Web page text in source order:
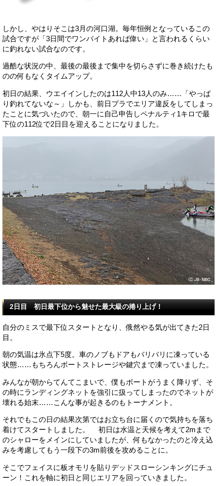
しかし、やはりそこは3月の河口湖。毎年恒例となっているこの
試合ですが「3日間でワンバイトあれば偉い」と言われるくらい
に釣れない試合なのです。
過酷な状況の中、最後の最後まで集中を切らさずに巻き続けたも
のの何もなくタイムアップ。
初日の結果、ウエイインしたのは112人中13人のみ……「やっぱ
り釣れてないな～」しかも、前日プラでエリア違反をしてしまっ
たことに気づいたので、朝一に自己申告しペナルティ1キロで最
下位の112位で2日目を迎えることになりました。
2日目 初日最下位から魅せた最大級の捲り上げ！
自分のミスで最下位スタートとなり、俄然やる気が出てきた2日
目。
朝の気温は氷点下5度。車のノブもドアもバリバリに凍っている
状態……もちろんボートストレージや鍵穴まで凍っていました。
みんなが朝からてんてこまいで、僕もボートがうまく降りず、そ
の時にランディングネットを強引に扱ってしまったのでネットが
壊れる始末……こんな事が起きるのもトーナメント。
それでもこの日の結果次第ではお立ち台に届くので気持ちを落ち
着けてスタートしました。 初日は水温と天候を考えて2mまで
のシャローをメインにしていましたが、何もなかったのと冷え込
みを考慮してもう一段下の3m前後を攻めることに。
そこでフェイスに板オモリを貼りデッドスローシンキングにチュ
ーン！これを軸に初日と同じエリアを回っていきました。